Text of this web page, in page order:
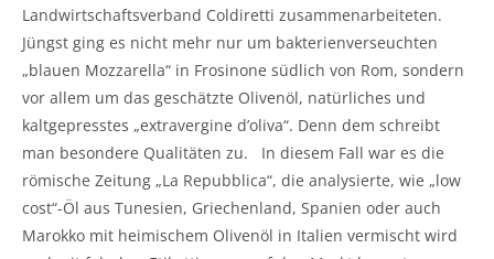
Landwirtschaftsverband Coldiretti zusammenarbeiteten.
Jüngst ging es nicht mehr nur um bakterienverseuchten
„blauen Mozzarella“ in Frosinone südlich von Rom, sondern
vor allem um das geschätzte Olivenöl, natürliches und
kaltgepresstes „extravergine d’oliva“. Denn dem schreibt
man besondere Qualitäten zu. In diesem Fall war es die
römische Zeitung „La Repubblica“, die analysierte, wie „low
cost“-Öl aus Tunesien, Griechenland, Spanien oder auch
Marokko mit heimischem Olivenöl in Italien vermischt wird